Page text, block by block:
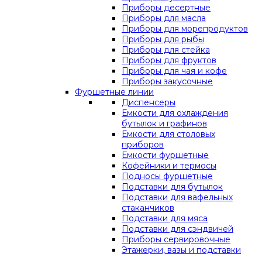
Приборы десертные
Приборы для масла
Приборы для морепродуктов
Приборы для рыбы
Приборы для стейка
Приборы для фруктов
Приборы для чая и кофе
Приборы закусочные
Фуршетные линии
Диспенсеры
Емкости для охлаждения
бутылок и графинов
Емкости для столовых
приборов
Емкости фуршетные
Кофейники и термосы
Подносы фуршетные
Подставки для бутылок
Подставки для вафельных
стаканчиков
Подставки для мяса
Подставки для сэндвичей
Приборы сервировочные
Этажерки, вазы и подставки